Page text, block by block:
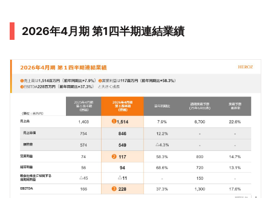
2026年4月期 第1四半期連結業績